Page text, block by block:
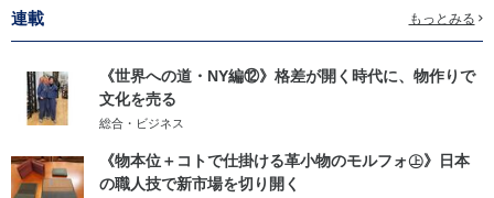
連載 もっとみる
《世界への道・NY編⑫》格差が開く時代に、物作りで
文化を売る
総合・ビジネス
《物本位＋コトで仕掛ける革小物のモルフォ㊤》日本
の職人技で新市場を切り開く